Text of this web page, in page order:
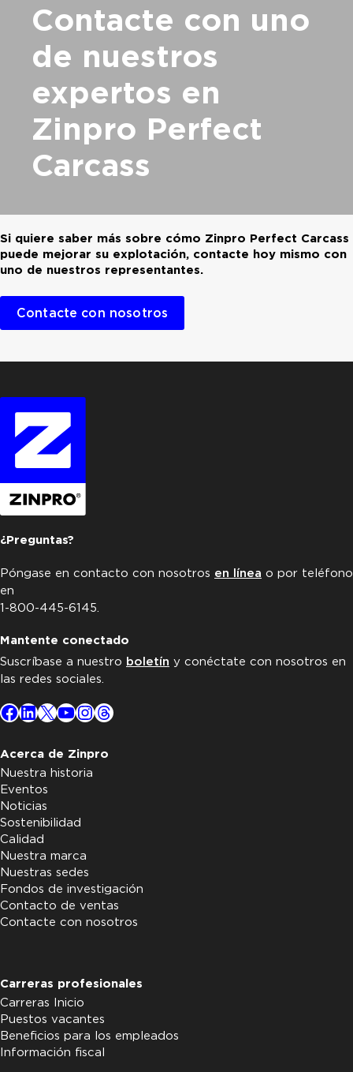
Contacte con uno
de nuestros
expertos en
Zinpro Perfect
Carcass
Si quiere saber más sobre cómo Zinpro Perfect Carcass
puede mejorar su explotación, contacte hoy mismo con
uno de nuestros representantes.
Contacte con nosotros
¿Preguntas?
Póngase en contacto con nosotros en línea o por teléfono
en
1-800-445-6145.
Mantente conectado
Suscríbase a nuestro boletín y conéctate con nosotros en
las redes sociales.
Facebook
LinkedIn
X YouTube
Instagram
Threads
Acerca de Zinpro
Nuestra historia
Eventos
Noticias
Sostenibilidad
Calidad
Nuestra marca
Nuestras sedes
Fondos de investigación
Contacto de ventas
Contacte con nosotros
Carreras profesionales
Carreras Inicio
Puestos vacantes
Beneficios para los empleados
Información fiscal